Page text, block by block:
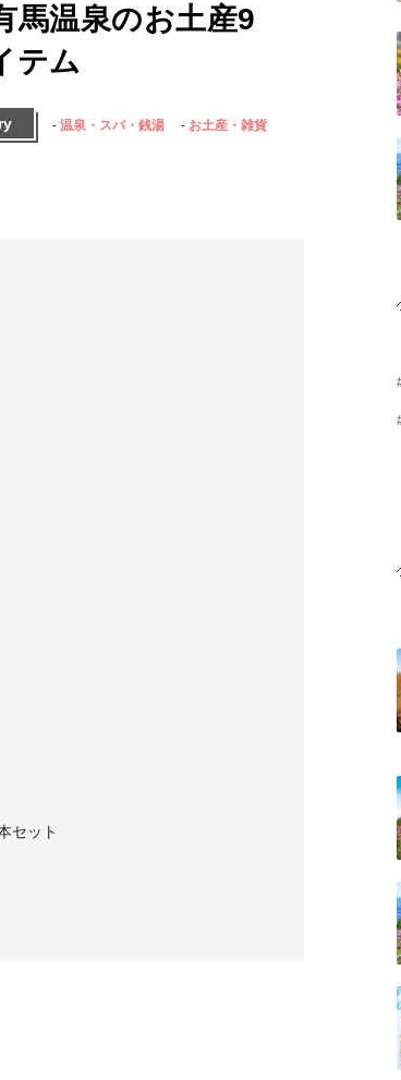
馬温泉のお土産9
テム
温泉・スパ・銭湯 お土産・雑貨
セット